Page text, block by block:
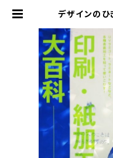
デザインの